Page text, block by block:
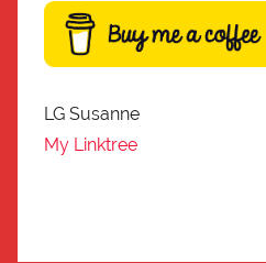
LG Susanne
My Linktree